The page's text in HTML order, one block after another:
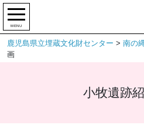
MENU
鹿児島県立埋蔵文化財センター > 南の
画
小牧遺跡